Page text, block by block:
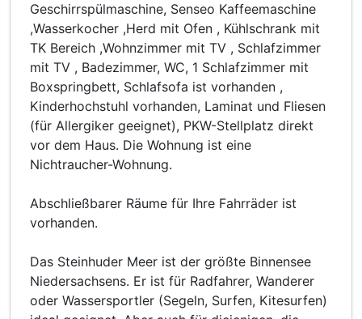
Geschirrspülmaschine, Senseo Kaffeemaschine
,Wasserkocher ,Herd mit Ofen , Kühlschrank mit
TK Bereich ,Wohnzimmer mit TV , Schlafzimmer
mit TV , Badezimmer, WC, 1 Schlafzimmer mit
Boxspringbett, Schlafsofa ist vorhanden ,
Kinderhochstuhl vorhanden, Laminat und Fliesen
(für Allergiker geeignet), PKW-Stellplatz direkt
vor dem Haus. Die Wohnung ist eine
Nichtraucher-Wohnung.
Abschließbarer Räume für Ihre Fahrräder ist
vorhanden.
Das Steinhuder Meer ist der größte Binnensee
Niedersachsens. Er ist für Radfahrer, Wanderer
oder Wassersportler (Segeln, Surfen, Kitesurfen)